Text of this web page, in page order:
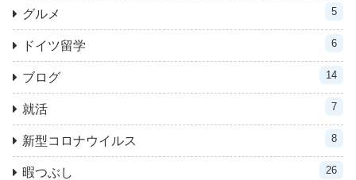
グルメ 5
ドイツ留学 6
ブログ 14
就活 7
新型コロナウイルス 8
暇つぶし 26